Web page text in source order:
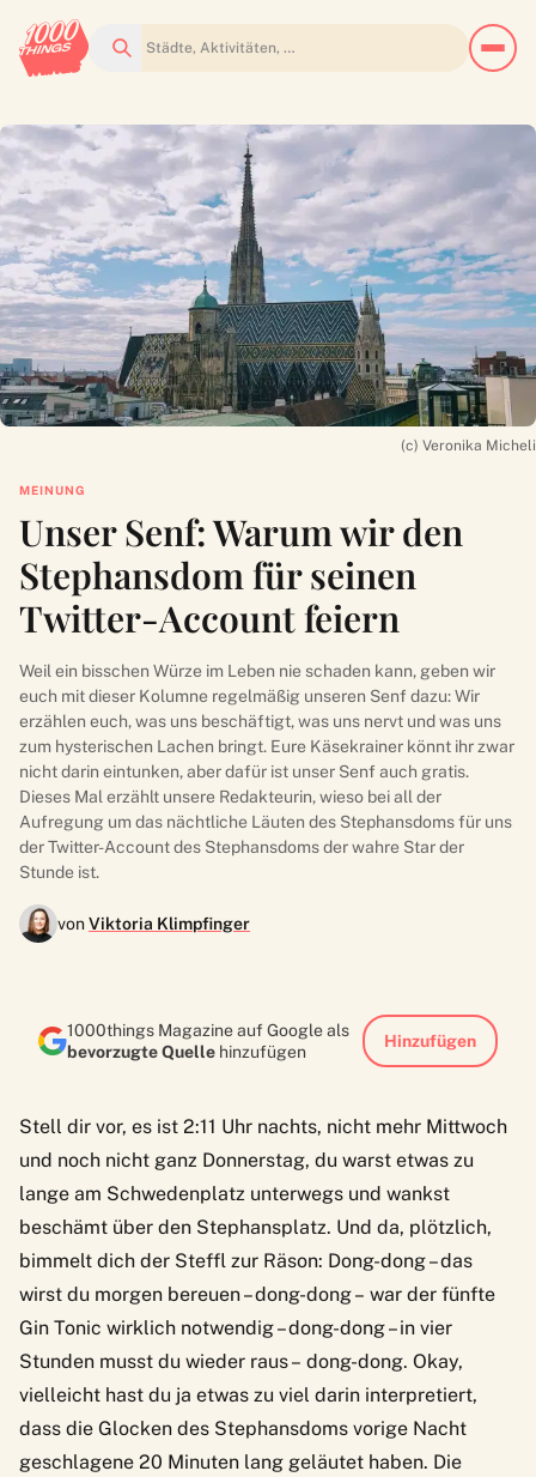
Suchen
(c) Veronika Micheli
MEINUNG
Unser Senf: Warum wir den
Stephansdom für seinen
Twitter-Account feiern
Weil ein bisschen Würze im Leben nie schaden kann, geben wir
euch mit dieser Kolumne regelmäßig unseren Senf dazu: Wir
erzählen euch, was uns beschäftigt, was uns nervt und was uns
zum hysterischen Lachen bringt. Eure Käsekrainer könnt ihr zwar
nicht darin eintunken, aber dafür ist unser Senf auch gratis.
Dieses Mal erzählt unsere Redakteurin, wieso bei all der
Aufregung um das nächtliche Läuten des Stephansdoms für uns
der Twitter-Account des Stephansdoms der wahre Star der
Stunde ist.
vonViktoria Klimpfinger
1000things Magazine auf Google als
bevorzugte Quelle hinzufügen
Hinzufügen
Stell dir vor, es ist 2:11 Uhr nachts, nicht mehr Mittwoch
und noch nicht ganz Donnerstag, du warst etwas zu
lange am Schwedenplatz unterwegs und wankst
beschämt über den Stephansplatz. Und da, plötzlich,
bimmelt dich der Steffl zur Räson: Dong-dong – das
wirst du morgen bereuen – dong-dong – war der fünfte
Gin Tonic wirklich notwendig – dong-dong – in vier
Stunden musst du wieder raus – dong-dong. Okay,
vielleicht hast du ja etwas zu viel darin interpretiert,
dass die Glocken des Stephansdoms vorige Nacht
geschlagene 20 Minuten lang geläutet haben. Die